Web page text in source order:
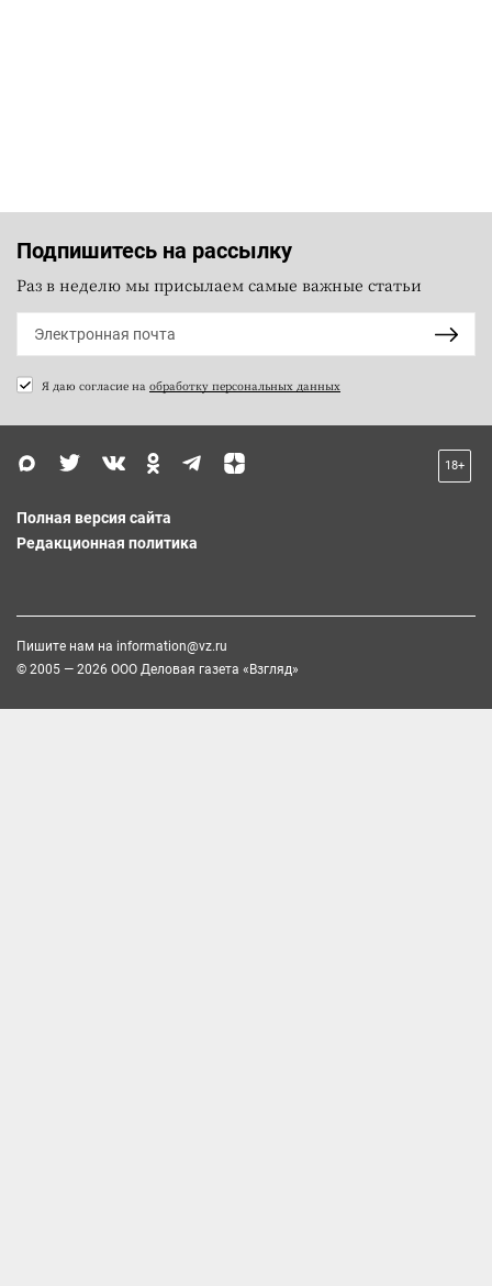
Подпишитесь на рассылку
Раз в неделю мы присылаем самые важные статьи
Я даю согласие на обработку персональных данных
18+
Полная версия сайта
Редакционная политика
Пишите нам на information@vz.ru
© 2005 — 2026 ООО Деловая газета «Взгляд»